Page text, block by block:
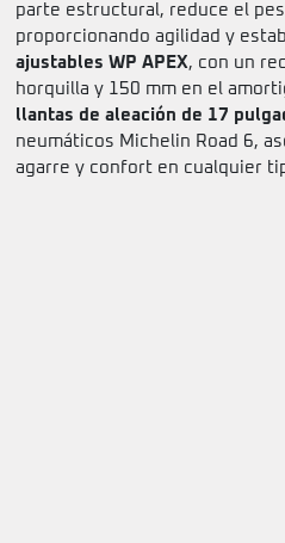
parte estructural, reduce el
proporcionando agilidad y
ajustables WP APEX, con un
horquilla y 150 mm en el
llantas de aleación de 17
neumáticos Michelin Road 6,
agarre y confort en cualquier